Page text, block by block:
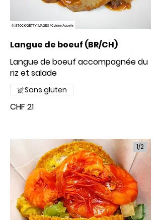
Langue de boeuf (BR/CH)
Langue de boeuf accompagnée du
riz et salade
CHF 21
Sans gluten
1/2